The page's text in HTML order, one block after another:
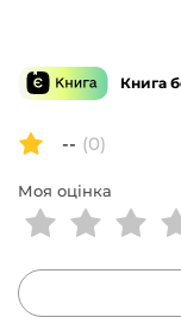
досвід. І що вища
навички.
Ґоулман
нашої кар’єри, а
підвищення
Книга
-- (0)
Моя оцінка